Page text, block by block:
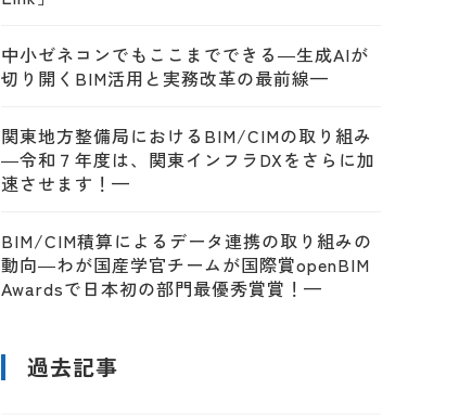
中小ゼネコンでもここまでできる―生成AIが
切り開くBIM活用と実務改革の最前線—
関東地方整備局におけるBIM/CIMの取り組み
―令和７年度は、関東インフラDXをさらに加
速させます！—
BIM/CIM積算によるデータ連携の取り組みの
動向―わが国産学官チームが国際賞openBIM
Awardsで日本初の部門最優秀賞賞！—
過去記事